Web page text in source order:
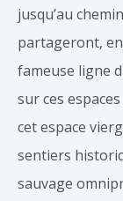
jusqu’au
partageront,
fameuse ligne
sur ces
cet espace
sentiers
sauvage